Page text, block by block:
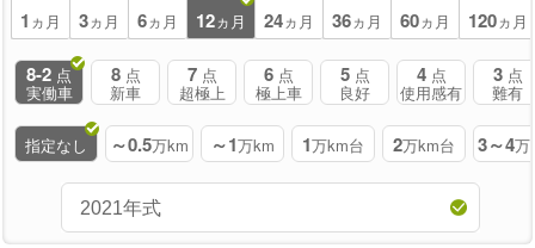
1 ヵ月 3ヵ月 6ヵ月 12ヵ月 24ヵ月 36ヵ月 60ヵ月 120ヵ月
8-2 点
実働車
8 点
新車
7 点
超極上
6 点
極上車
5 点
良好
4 点
使用感有
3 点
難有
指定なし ～0.5万km ～1万km 1万km台 2万km台 3～4万